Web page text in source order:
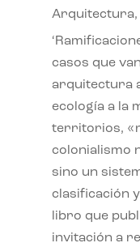
Arquitectura,
casos que
arquitectura
ecología a la
territorios,
colonialismo
sino un
clasificación
libro que
invitación a